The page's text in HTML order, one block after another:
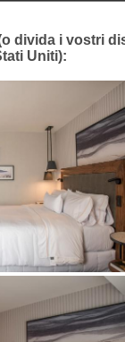
divida i vostri
Uniti):